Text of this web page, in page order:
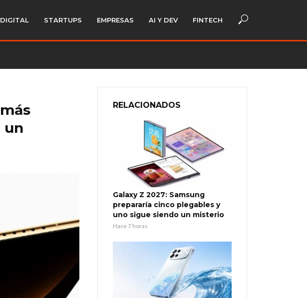
STARTUPS EMPRESAS AI Y DEV FINTECH
un
RELACIONADOS
Galaxy Z 2027: Samsung
prepararía cinco plegables y
uno sigue siendo un misterio
Hace 7 horas